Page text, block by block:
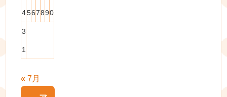
4567890
3
1
« 7月